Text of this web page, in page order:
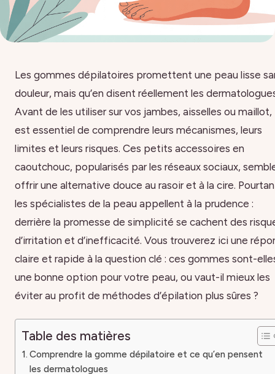
Les gommes dépilatoires promettent une peau lisse
douleur, mais qu’en disent réellement les
Avant de les utiliser sur vos jambes, aisselles ou maillot,
est essentiel de comprendre leurs mécanismes, leurs
limites et leurs risques. Ces petits accessoires en
caoutchouc, popularisés par les réseaux sociaux,
offrir une alternative douce au rasoir et à la cire.
les spécialistes de la peau appellent à la prudence :
derrière la promesse de simplicité se cachent des
d’irritation et d’inefficacité. Vous trouverez ici une
claire et rapide à la question clé : ces gommes sont-
une bonne option pour votre peau, ou vaut-il mieux les
éviter au profit de méthodes d’épilation plus sûres ?
Table des matières
Comprendre la gomme dépilatoire et ce qu’en pensent
les dermatologues